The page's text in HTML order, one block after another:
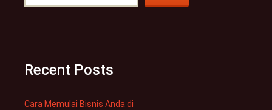
Recent Posts
Cara Memulai Bisnis Anda di